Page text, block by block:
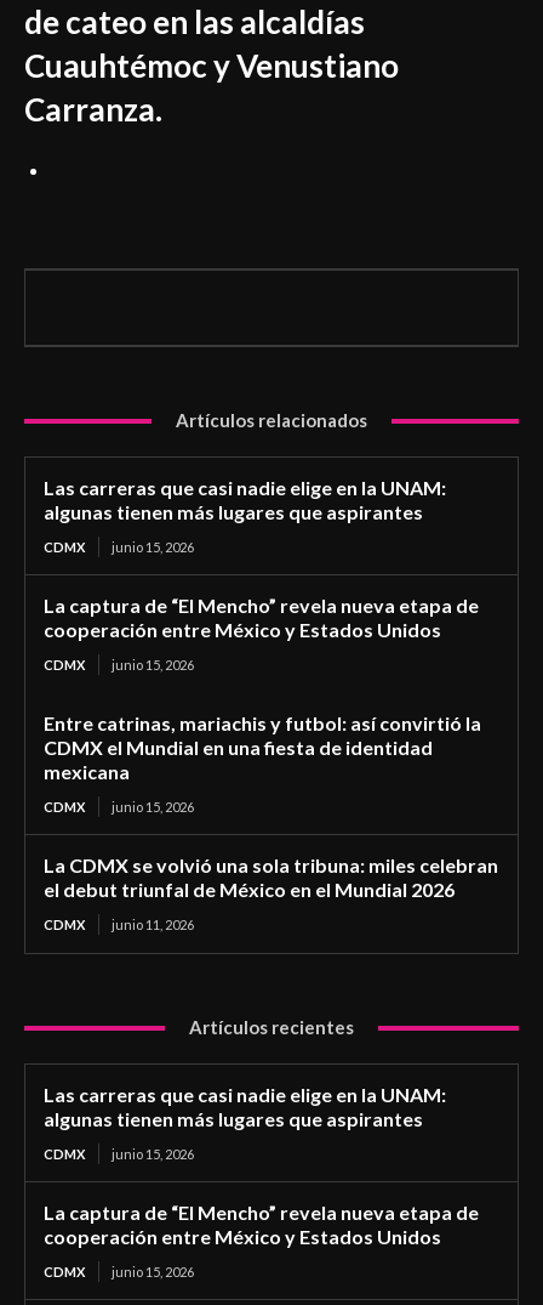
de cateo en las alcaldías
Cuauhtémoc y Venustiano
Carranza.
Artículos relacionados
Las carreras que casi nadie elige en la UNAM:
algunas tienen más lugares que aspirantes
CDMX junio 15, 2026
La captura de “El Mencho” revela nueva etapa de
cooperación entre México y Estados Unidos
CDMX junio 15, 2026
Entre catrinas, mariachis y futbol: así convirtió la
CDMX el Mundial en una fiesta de identidad
mexicana
CDMX junio 15, 2026
La CDMX se volvió una sola tribuna: miles celebran
el debut triunfal de México en el Mundial 2026
CDMX junio 11, 2026
Artículos recientes
Las carreras que casi nadie elige en la UNAM:
algunas tienen más lugares que aspirantes
CDMX junio 15, 2026
La captura de “El Mencho” revela nueva etapa de
cooperación entre México y Estados Unidos
CDMX junio 15, 2026